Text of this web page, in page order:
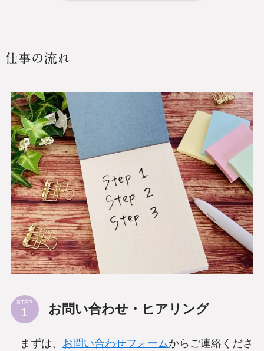
仕事の流れ
STEP お問い合わせ・ヒアリング
まずは、 お問い合わせフォームからご連絡くださ